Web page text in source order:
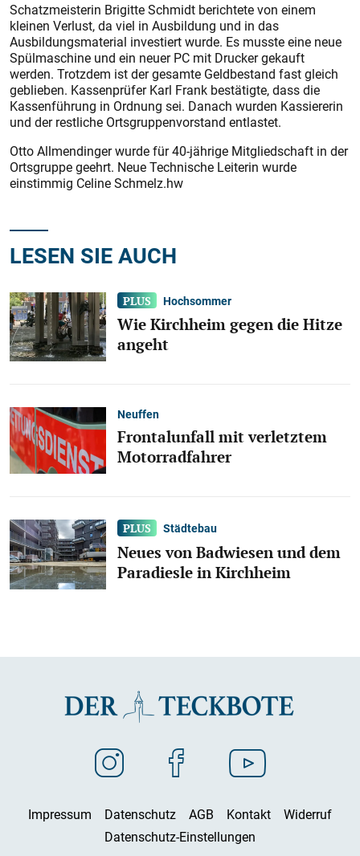
Schatzmeisterin Brigitte Schmidt berichtete von einem
kleinen Verlust, da viel in Ausbildung und in das
Ausbildungsmaterial investiert wurde. Es musste eine neue
Spülmaschine und ein neuer PC mit Drucker gekauft
werden. Trotzdem ist der gesamte Geldbestand fast gleich
geblieben. Kassenprüfer Karl Frank bestätigte, dass die
Kassenführung in Ordnung sei. Danach wurden Kassiererin
und der restliche Ortsgruppenvorstand entlastet.
Otto Allmendinger wurde für 40-jährige Mitgliedschaft in der
Ortsgruppe geehrt. Neue Technische Leiterin wurde
einstimmig Celine Schmelz.hw
LESEN SIE AUCH
Hochsommer
Wie Kirchheim gegen die Hitze
angeht
Neuffen
Frontalunfall mit verletztem
Motorradfahrer
Städtebau
Neues von Badwiesen und dem
Paradiesle in Kirchheim
Impressum Datenschutz AGB Kontakt
Widerruf
Datenschutz-Einstellungen